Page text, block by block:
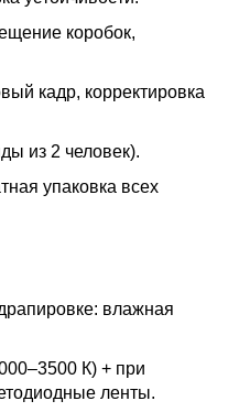
коробок,
кадр, корректировка
из 2 человек).
упаковка всех
влажная
К) + при
ленты.